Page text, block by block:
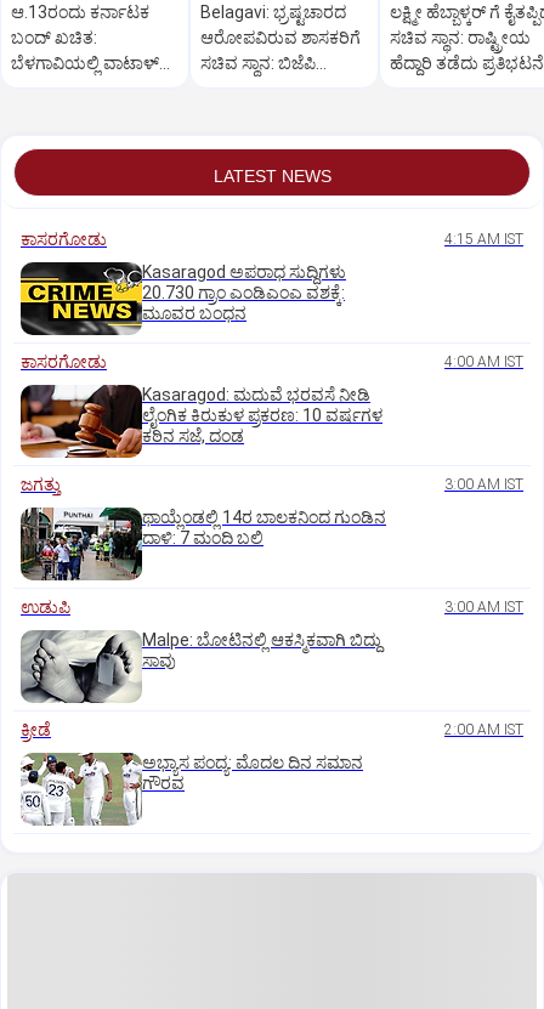
ಆ.13ರಂದು ಕರ್ನಾಟಕ
ಬಂದ್ ಖಚಿತ:
ಬೆಳಗಾವಿಯಲ್ಲಿ ವಾಟಾಳ್
Belagavi: ಭ್ರಷ್ಟಚಾರದ
ಆರೋಪವಿರುವ ಶಾಸಕರಿಗೆ
ಸಚಿವ ಸ್ಥಾನ: ಬಿಜೆಪಿ
ಲಕ್ಷ್ಮೀ ಹೆಬ್ಬಾಳ್ಕರ್ ಗೆ
ಸಚಿವ ಸ್ಥಾನ: ರಾಷ್ಟ್ರೀಯ
ಹೆದ್ದಾರಿ ತಡೆದು ಪ್ರತಿಭಟನೆ
LATEST NEWS
ಕಾಸರಗೋಡು 4:15 AM IST
Kasaragod ಅಪರಾಧ ಸುದ್ದಿಗಳು
20.730 ಗ್ರಾಂ ಎಂಡಿಎಂಎ ವಶಕ್ಕೆ:
ಮೂವರ ಬಂಧನ
ಕಾಸರಗೋಡು 4:00 AM IST
Kasaragod: ಮದುವೆ ಭರವಸೆ ನೀಡಿ
ಲೈಂಗಿಕ ಕಿರುಕುಳ ಪ್ರಕರಣ: 10 ವರ್ಷಗಳ
ಕಠಿನ ಸಜೆ, ದಂಡ
ಜಗತ್ತು 3:00 AM IST
ಥಾಯ್ಲೆಂಡಲ್ಲಿ 14ರ ಬಾಲಕನಿಂದ ಗುಂಡಿನ
ದಾಳಿ: 7 ಮಂದಿ ಬಲಿ
ಉಡುಪಿ 3:00 AM IST
Malpe: ಬೋಟಿನಲ್ಲಿ ಆಕಸ್ಮಿಕವಾಗಿ ಬಿದ್ದು
ಸಾವು
ಕ್ರೀಡೆ 2:00 AM IST
ಅಭ್ಯಾಸ ಪಂದ್ಯ: ಮೊದಲ ದಿನ ಸಮಾನ
ಗೌರವ